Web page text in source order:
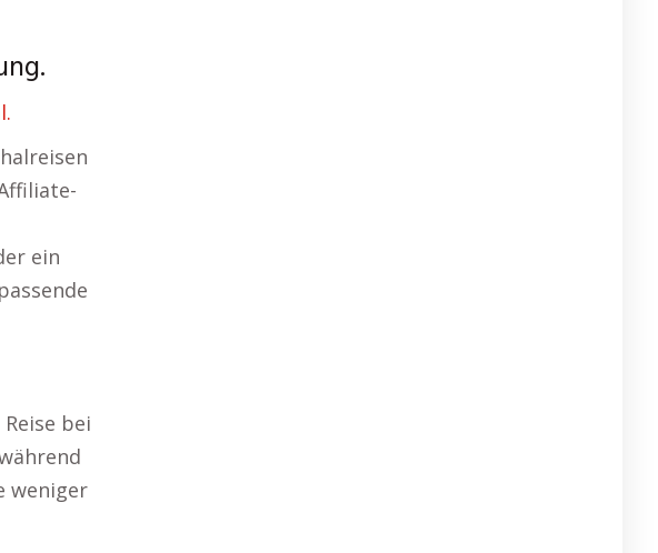
ein
bei
weniger